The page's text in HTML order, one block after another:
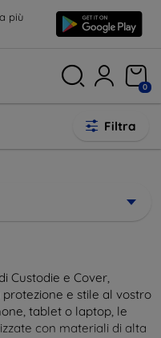
più
0
Filtra
Custodie e Cover,
e stile al vostro
tablet o laptop, le
con materiali di alta